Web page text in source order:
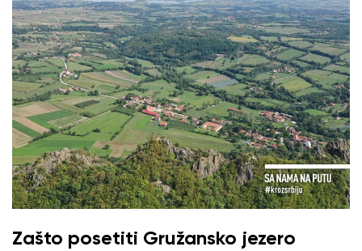
Zašto posetiti Gružansko jezero